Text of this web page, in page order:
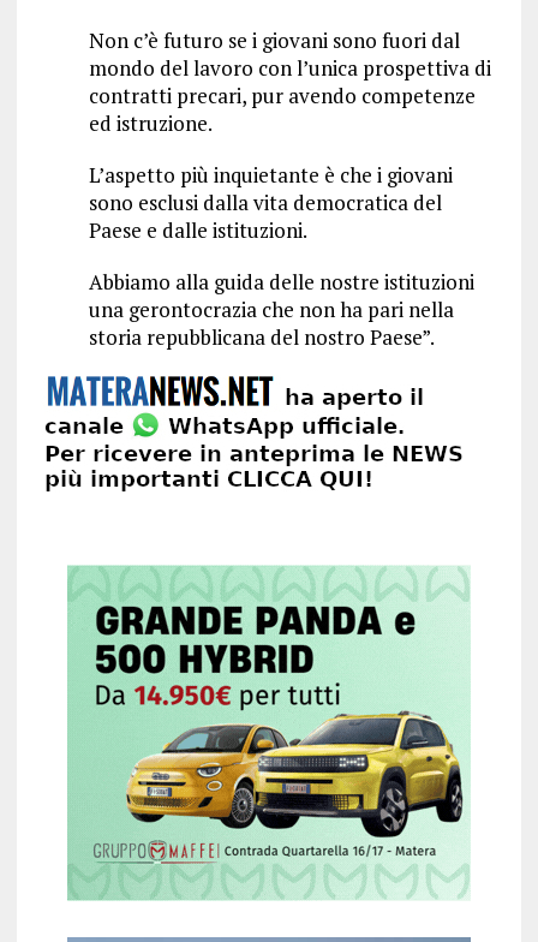
Non c’è futuro se i giovani sono fuori dal
mondo del lavoro con l’unica prospettiva di
contratti precari, pur avendo competenze
ed istruzione.
L’aspetto più inquietante è che i giovani
sono esclusi dalla vita democratica del
Paese e dalle istituzioni.
Abbiamo alla guida delle nostre istituzioni
una gerontocrazia che non ha pari nella
storia repubblicana del nostro Paese”.